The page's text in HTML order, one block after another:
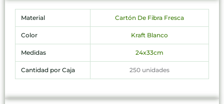
Material Cartón De Fibra Fresca
Color Kraft Blanco
Medidas 24x33cm
Cantidad por Caja 250 unidades